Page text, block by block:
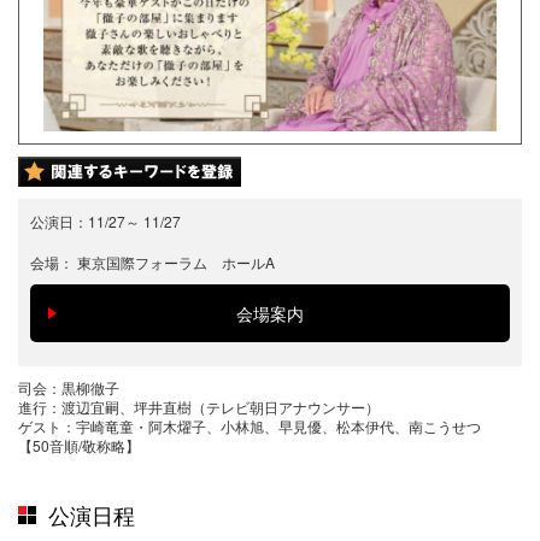
公演日： 11/27～ 11/27
会場： 東京国際フォーラム ホールA
司会：黒柳徹子
進行：渡辺宜嗣、坪井直樹（テレビ朝日アナウンサー）
ゲスト：宇崎竜童・阿木燿子、小林旭、早見優、松本伊代、南こうせつ
【50音順/敬称略】
公演日程